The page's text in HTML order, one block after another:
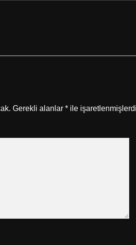
Gerekli alanlar * ile